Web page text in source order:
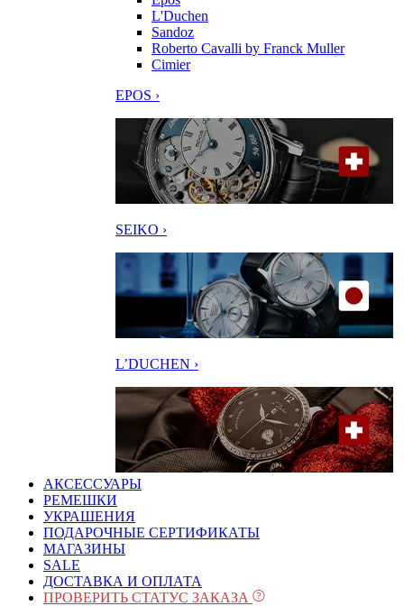
L'Duchen
Sandoz
Roberto Cavalli by Franck Muller
Cimier
EPOS ›
SEIKO ›
L’DUCHEN ›
АКСЕССУАРЫ
РЕМЕШКИ
УКРАШЕНИЯ
ПОДАРОЧНЫЕ СЕРТИФИКАТЫ
МАГАЗИНЫ
SALE
ДОСТАВКА И ОПЛАТА
ПРОВЕРИТЬ СТАТУС ЗАКАЗА